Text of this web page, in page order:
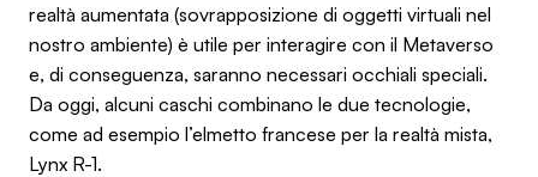
realtà aumentata (sovrapposizione di oggetti virtuali nel
nostro ambiente) è utile per interagire con il Metaverso
e, di conseguenza, saranno necessari occhiali speciali.
Da oggi, alcuni caschi combinano le due tecnologie,
come ad esempio l’elmetto francese per la realtà mista,
Lynx R-1.